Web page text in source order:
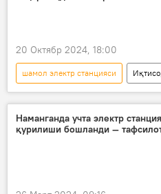
20 Октябр 2024, 18:00
шамол электр станцияси
Ўзбекистон
электр
Энергетика вазирлиги
қуёш фотоэлектр станцияси
Наманганда учта электр
қурилиши бошланди —